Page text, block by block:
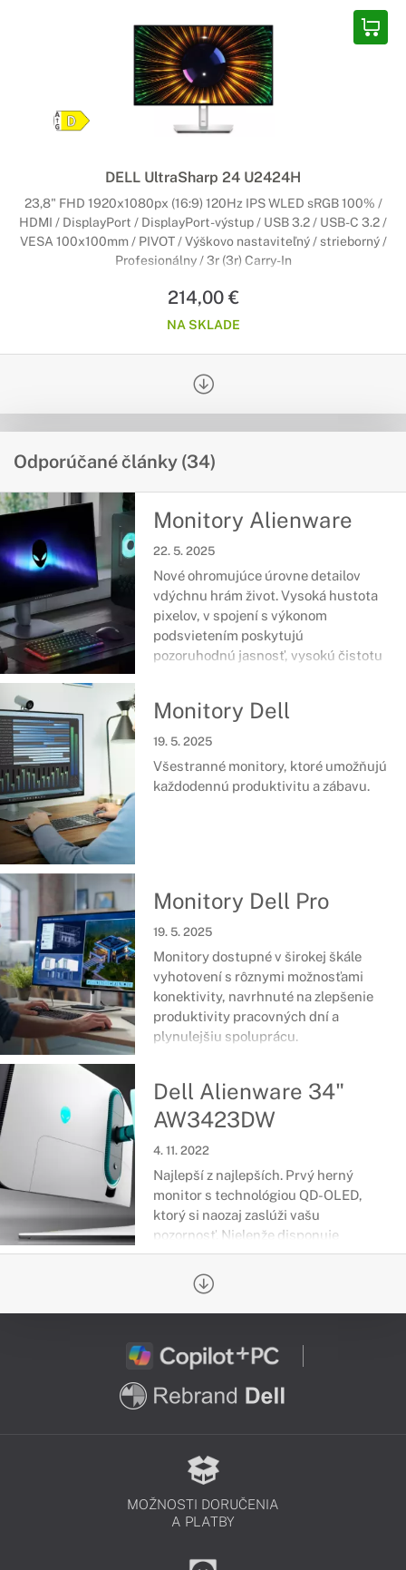
DELL UltraSharp 24 U2424H
23,8" FHD 1920x1080px (16:9) 120Hz IPS WLED sRGB 100% /
HDMI / DisplayPort / DisplayPort-výstup / USB 3.2 / USB-C 3.2 /
VESA 100x100mm / PIVOT / Výškovo nastaviteľný / strieborný /
Profesionálny / 3r (3r) Carry-In
214,00 €
NA SKLADE
Odporúčané články (34)
Monitory Alienware
22. 5. 2025
Nové ohromujúce úrovne detailov
vdýchnu hrám život. Vysoká hustota
pixelov, v spojení s výkonom
podsvietením poskytujú
pozoruhodnú jasnosť, vysokú čistotu
Monitory Dell
19. 5. 2025
Všestranné monitory, ktoré umožňujú
každodennú produktivitu a zábavu.
Monitory Dell Pro
19. 5. 2025
Monitory dostupné v širokej škále
vyhotovení s rôznymi možnosťami
konektivity, navrhnuté na zlepšenie
produktivity pracovných dní a
plynulejšiu spoluprácu.
Dell Alienware 34"
AW3423DW
4. 11. 2022
Najlepší z najlepších. Prvý herný
monitor s technológiou QD-OLED,
ktorý si naozaj zaslúži vašu
pozornosť. Nielenže disponuje
skvelým výkonom, jasom, farbami, ale
rovnako dobre aj vyzerá. Vtiahne vás
do hry bez mihnutia oka.
MOŽNOSTI DORUČENIA
A PLATBY